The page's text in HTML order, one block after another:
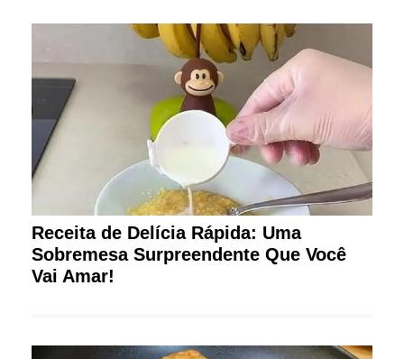
Receita de Delícia Rápida: Uma
Sobremesa Surpreendente Que Você
Vai Amar!